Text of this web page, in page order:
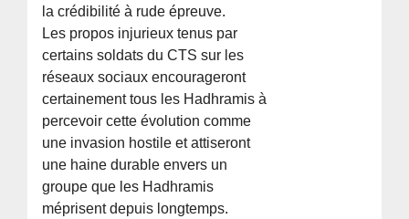
la crédibilité à rude épreuve.
Les propos injurieux tenus par
certains soldats du CTS sur les
réseaux sociaux encourageront
certainement tous les Hadhramis à
percevoir cette évolution comme
une invasion hostile et attiseront
une haine durable envers un
groupe que les Hadhramis
méprisent depuis longtemps.